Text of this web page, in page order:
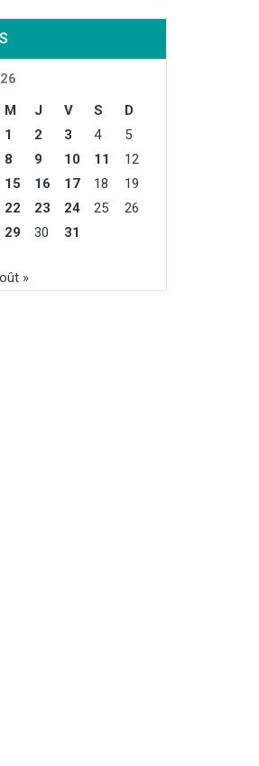
M J V S
D
1
2 3 4
5
8 9 10 11
12
15 16 17 18
19
22 23 24 25
26
29 30 31
»